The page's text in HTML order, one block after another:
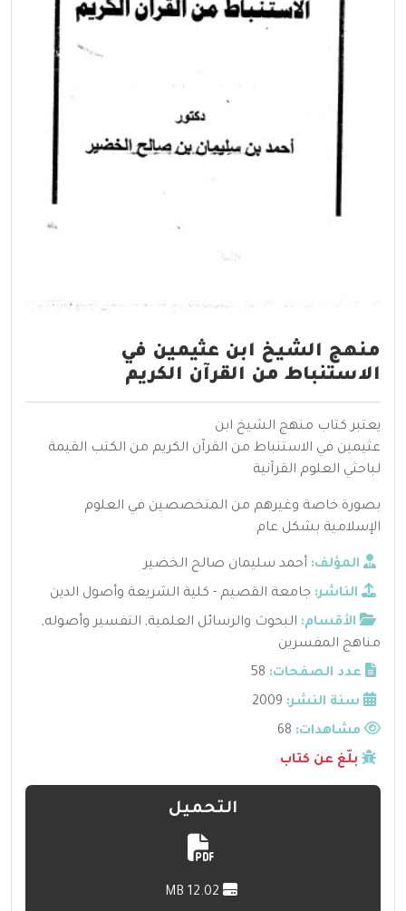
منهج الشيخ ابن عثيمين في
الاستنباط من القرآن الكريم
يعتبر كتاب منهج الشيخ ابن
عثيمين في الاستنباط من القرآن الكريم من الكتب القيمة
لباحثي العلوم القرآنية
بصورة خاصة وغيرهم من المتخصصين في العلوم
الإسلامية بشكل عام
المؤلف: أحمد سليمان صالح الخضير
الناشر: جامعة القصيم - كلية الشريعة وأصول الدين
الأقسام: البحوث والرسائل العلمية, التفسير وأصوله,
مناهج المفسرين
عدد الصفحات: 58
سنة النشر: 2009
مشاهدات:
بلّغ عن كتاب
التحميل